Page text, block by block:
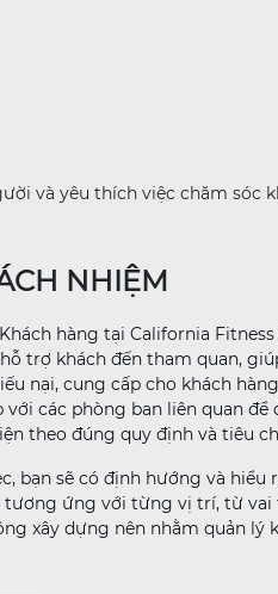
và yêu thích việc chăm sóc
NHIỆM
hàng tại California Fitness
trợ khách đến tham quan,
nại, cung cấp cho khách
các phòng ban liên quan
theo đúng quy định và tiêu
bạn sẽ có định hướng và hiểu
ứng với từng vị trí, từ vai
xây dựng nên nhằm quản